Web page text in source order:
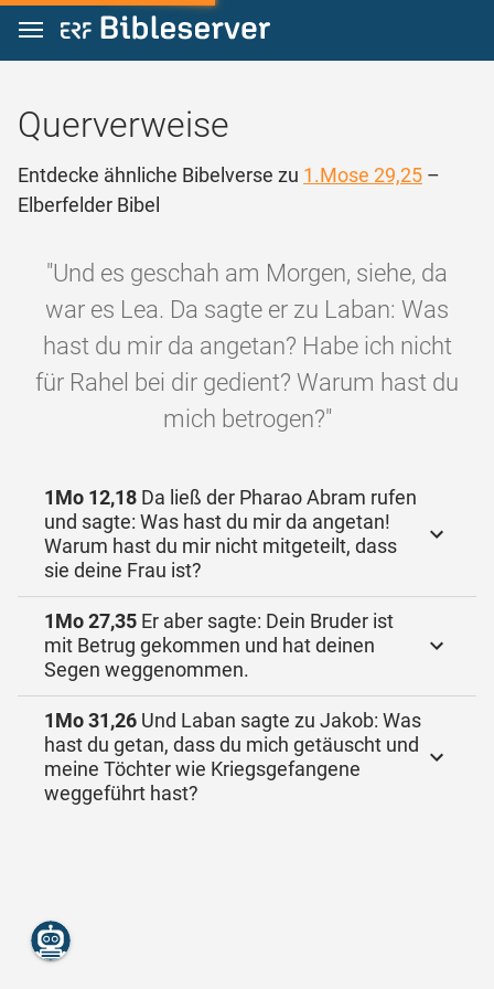
Zum Inhalt springen
Querverweise
Entdecke ähnliche Bibelverse zu 1.Mose 29,25 –
Elberfelder Bibel
"Und es geschah am Morgen, siehe, da
war es Lea. Da sagte er zu Laban: Was
hast du mir da angetan? Habe ich nicht
für Rahel bei dir gedient? Warum hast du
mich betrogen?"
1Mo 12,18 Da ließ der Pharao Abram rufen
und sagte: Was hast du mir da angetan!
Warum hast du mir nicht mitgeteilt, dass
sie deine Frau ist?
1Mo 27,35 Er aber sagte: Dein Bruder ist
mit Betrug gekommen und hat deinen
Segen weggenommen.
1Mo 31,26 Und Laban sagte zu Jakob: Was
hast du getan, dass du mich getäuscht und
meine Töchter wie Kriegsgefangene
weggeführt hast?